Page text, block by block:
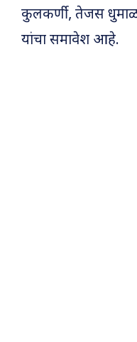
कुलकर्णी, तेजस
यांचा समावेश आहे.